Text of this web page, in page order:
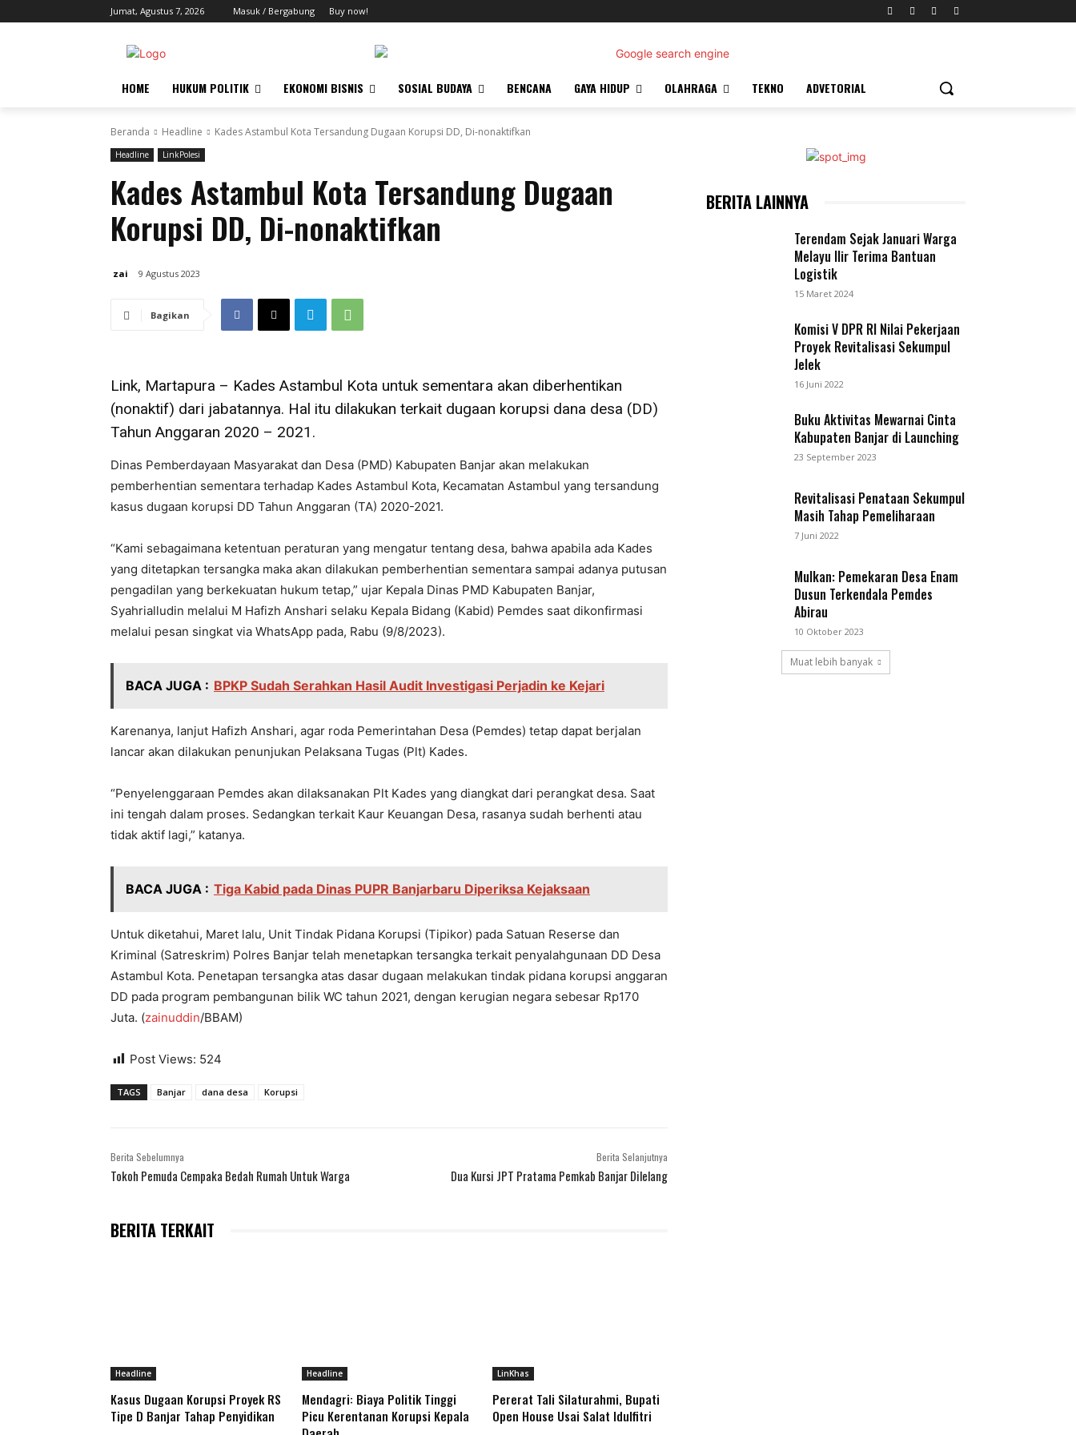
Jumat, Agustus 7, 2026 Masuk / Bergabung Buy now!
HOME HUKUM POLITIK EKONOMI BISNIS SOSIAL BUDAYA BENCANA GAYA HIDUP OLAHRAGA TEKNO ADVETORIAL
Beranda Headline Kades Astambul Kota Tersandung Dugaan Korupsi DD, Di-nonaktifkan
Headline LinkPolesi
Kades Astambul Kota Tersandung Dugaan
Korupsi DD, Di-nonaktifkan
zai 9 Agustus 2023
Bagikan
Link, Martapura – Kades Astambul Kota untuk sementara akan diberhentikan
(nonaktif) dari jabatannya. Hal itu dilakukan terkait dugaan korupsi dana desa (DD)
Tahun Anggaran 2020 – 2021.
Dinas Pemberdayaan Masyarakat dan Desa (PMD) Kabupaten Banjar akan melakukan
pemberhentian sementara terhadap Kades Astambul Kota, Kecamatan Astambul yang tersandung
kasus dugaan korupsi DD Tahun Anggaran (TA) 2020-2021.
“Kami sebagaimana ketentuan peraturan yang mengatur tentang desa, bahwa apabila ada Kades
yang ditetapkan tersangka maka akan dilakukan pemberhentian sementara sampai adanya putusan
pengadilan yang berkekuatan hukum tetap,” ujar Kepala Dinas PMD Kabupaten Banjar,
Syahrialludin melalui M Hafizh Anshari selaku Kepala Bidang (Kabid) Pemdes saat dikonfirmasi
melalui pesan singkat via WhatsApp pada, Rabu (9/8/2023).
BACA JUGA : BPKP Sudah Serahkan Hasil Audit Investigasi Perjadin ke Kejari
Karenanya, lanjut Hafizh Anshari, agar roda Pemerintahan Desa (Pemdes) tetap dapat berjalan
lancar akan dilakukan penunjukan Pelaksana Tugas (Plt) Kades.
“Penyelenggaraan Pemdes akan dilaksanakan Plt Kades yang diangkat dari perangkat desa. Saat
ini tengah dalam proses. Sedangkan terkait Kaur Keuangan Desa, rasanya sudah berhenti atau
tidak aktif lagi,” katanya.
BACA JUGA : Tiga Kabid pada Dinas PUPR Banjarbaru Diperiksa Kejaksaan
Untuk diketahui, Maret lalu, Unit Tindak Pidana Korupsi (Tipikor) pada Satuan Reserse dan
Kriminal (Satreskrim) Polres Banjar telah menetapkan tersangka terkait penyalahgunaan DD Desa
Astambul Kota. Penetapan tersangka atas dasar dugaan melakukan tindak pidana korupsi anggaran
DD pada program pembangunan bilik WC tahun 2021, dengan kerugian negara sebesar Rp170
Juta. (zainuddin/BBAM)
Post Views: 524
TAGS Banjar dana desa Korupsi
Berita Sebelumnya
Tokoh Pemuda Cempaka Bedah Rumah Untuk Warga
Berita Selanjutnya
Dua Kursi JPT Pratama Pemkab Banjar Dilelang
BERITA TERKAIT
Headline
Kasus Dugaan Korupsi Proyek RS
Tipe D Banjar Tahap Penyidikan
Headline
Mendagri: Biaya Politik Tinggi
Picu Kerentanan Korupsi Kepala
LinKhas
Pererat Tali Silaturahmi, Bupati
Open House Usai Salat Idulfitri
BERITA LAINNYA
Terendam Sejak Januari Warga
Melayu Ilir Terima Bantuan
Logistik
15 Maret 2024
Komisi V DPR RI Nilai Pekerjaan
Proyek Revitalisasi Sekumpul
Jelek
16 Juni 2022
Buku Aktivitas Mewarnai Cinta
Kabupaten Banjar di Launching
23 September 2023
Revitalisasi Penataan Sekumpul
Masih Tahap Pemeliharaan
7 Juni 2022
Mulkan: Pemekaran Desa Enam
Dusun Terkendala Pemdes
Abirau
10 Oktober 2023
Muat lebih banyak